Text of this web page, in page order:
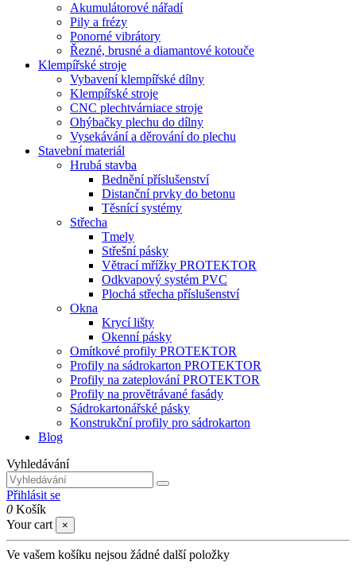
Akumulátorové nářadí
Pily a frézy
Ponorné vibrátory
Řezné, brusné a diamantové kotouče
Klempířské stroje
Vybavení klempířské dílny
Klempířské stroje
CNC plechtvárniace stroje
Ohýbačky plechu do dílny
Vysekávání a děrování do plechu
Stavební materiál
Hrubá stavba
Bednění příslušenství
Distanční prvky do betonu
Těsnící systémy
Střecha
Tmely
Střešní pásky
Větrací mřížky PROTEKTOR
Odkvapový systém PVC
Plochá střecha příslušenství
Okna
Krycí lišty
Okenní pásky
Omítkové profily PROTEKTOR
Profily na sádrokarton PROTEKTOR
Profily na zateplování PROTEKTOR
Profily na provětrávané fasády
Sádrokartonářské pásky
Konstrukční profily pro sádrokarton
Blog
Vyhledávání
Přihlásit se
0 Košík
Your cart
×
Ve vašem košíku nejsou žádné další položky